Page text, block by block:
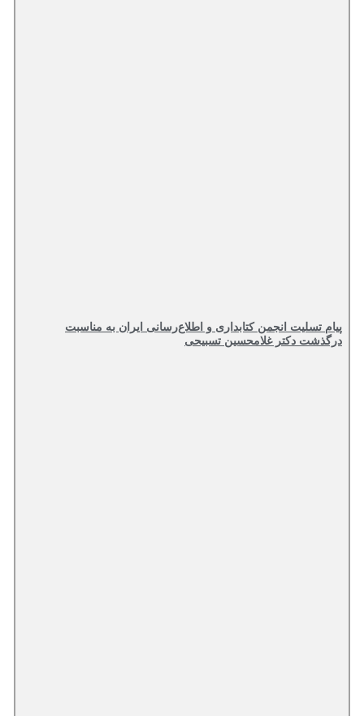
پیام تسلیت انجمن کتابداری و اطلاع‌رسانی ایران به مناسبت
درگذشت دکتر غلامحسین تسبیحی